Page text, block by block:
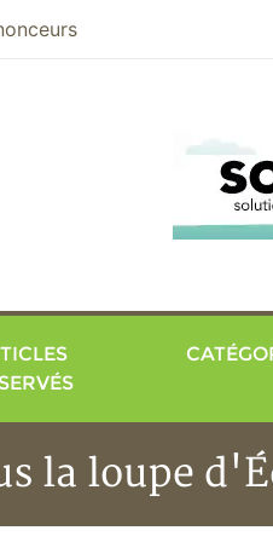
la loupe